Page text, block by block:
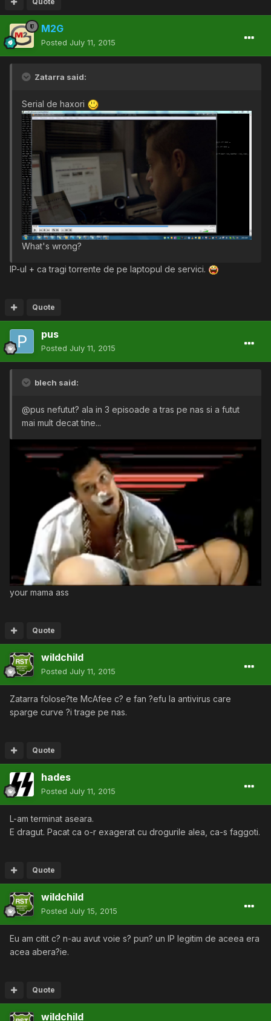
M2G
Posted July 11, 2015
Zatarra said:
Serial de haxori
What's wrong?
IP-ul + ca tragi torrente de pe laptopul de servici.
Quote
pus
Posted July 11, 2015
blech said:
@pus nefutut? ala in 3 episoade a tras pe nas si a futut
mai mult decat tine...
your mama ass
Quote
wildchild
Posted July 11, 2015
Zatarra folose?te McAfee c? e fan ?efu la antivirus care
sparge curve ?i trage pe nas.
Quote
hades
Posted July 11, 2015
L-am terminat aseara.
E dragut. Pacat ca o-r exagerat cu drogurile alea, ca-s faggoti.
Quote
wildchild
Posted July 15, 2015
Eu am citit c? n-au avut voie s? pun? un IP legitim de aceea era
acea abera?ie.
Quote
wildchild